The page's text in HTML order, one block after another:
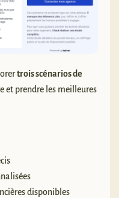
trois scénarios de
et prendre les meilleures
disponibles